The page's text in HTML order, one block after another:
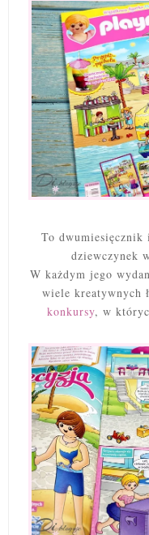
To dwumiesięcznik
dziewczynek
W każdym jego
wiele kreatywnych
konkursy, w